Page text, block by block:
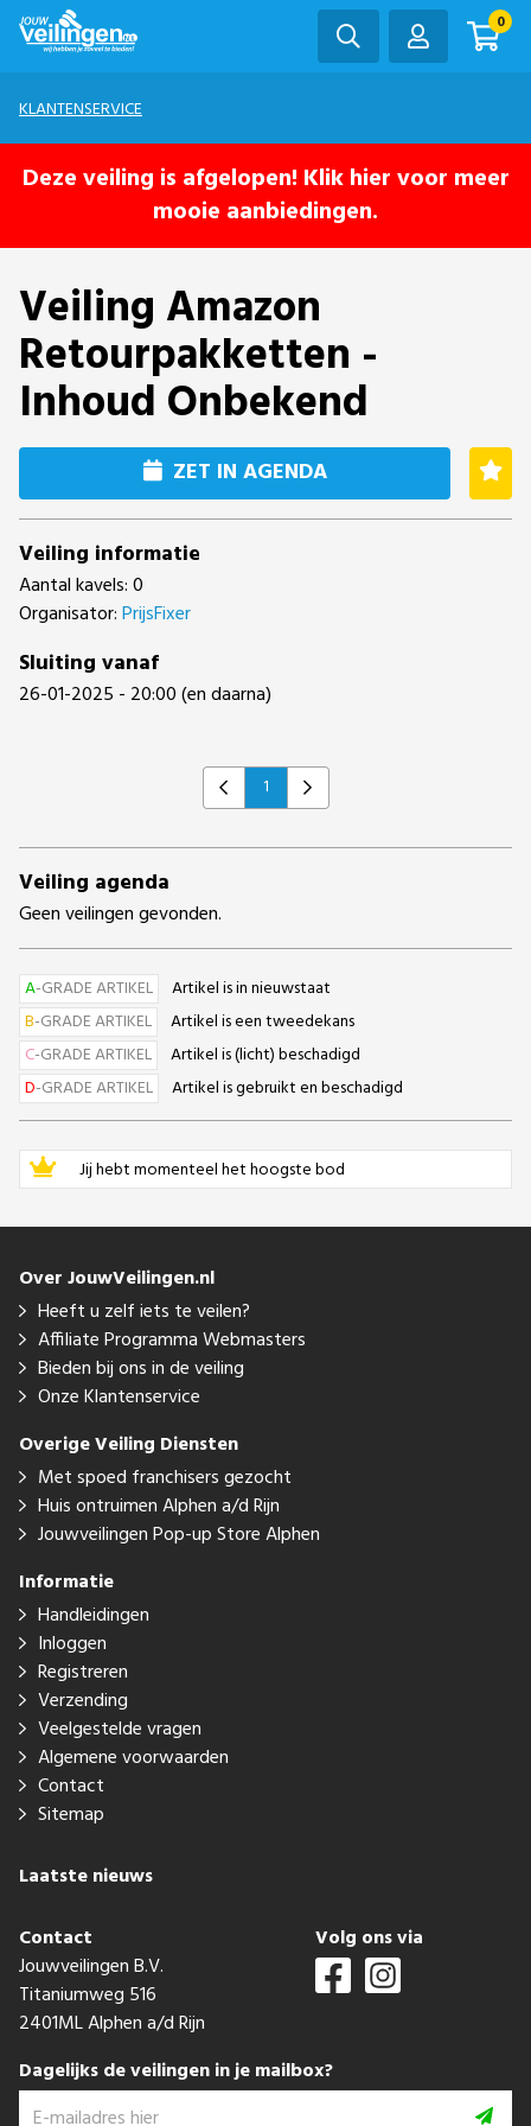
0
KLANTENSERVICE
Deze veiling is afgelopen! Klik hier voor meer
mooie aanbiedingen.
Veiling Amazon
Retourpakketten -
Inhoud Onbekend
ZET IN AGENDA
Veiling informatie
Aantal kavels: 0
Organisator:PrijsFixer
Sluiting vanaf
26-01-2025 - 20:00 (en daarna)
Previous
1 Next
Veiling agenda
Geen veilingen gevonden.
A-GRADE ARTIKEL
Artikel is in nieuwstaat
B-GRADE ARTIKEL
Artikel is een tweedekans
C-GRADE ARTIKEL
Artikel is (licht) beschadigd
D-GRADE ARTIKEL Artikel is gebruikt en beschadigd
Jij hebt momenteel het hoogste bod
Over JouwVeilingen.nl
Heeft u zelf iets te veilen?
Affiliate Programma Webmasters
Bieden bij ons in de veiling
Onze Klantenservice
Overige Veiling Diensten
Met spoed franchisers gezocht
Huis ontruimen Alphen a/d Rijn
Jouwveilingen Pop-up Store Alphen
Informatie
Handleidingen
Inloggen
Registreren
Verzending
Veelgestelde vragen
Algemene voorwaarden
Contact
Sitemap
Laatste nieuws
Contact
Jouwveilingen B.V.
Titaniumweg 516
2401ML Alphen a/d Rijn
Volg ons via
Dagelijks de veilingen in je mailbox?